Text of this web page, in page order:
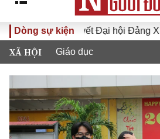
Dòng sự kiện
Nghị quyết Đại hội Đảng XIV vào
XÃ HỘI Giáo dục